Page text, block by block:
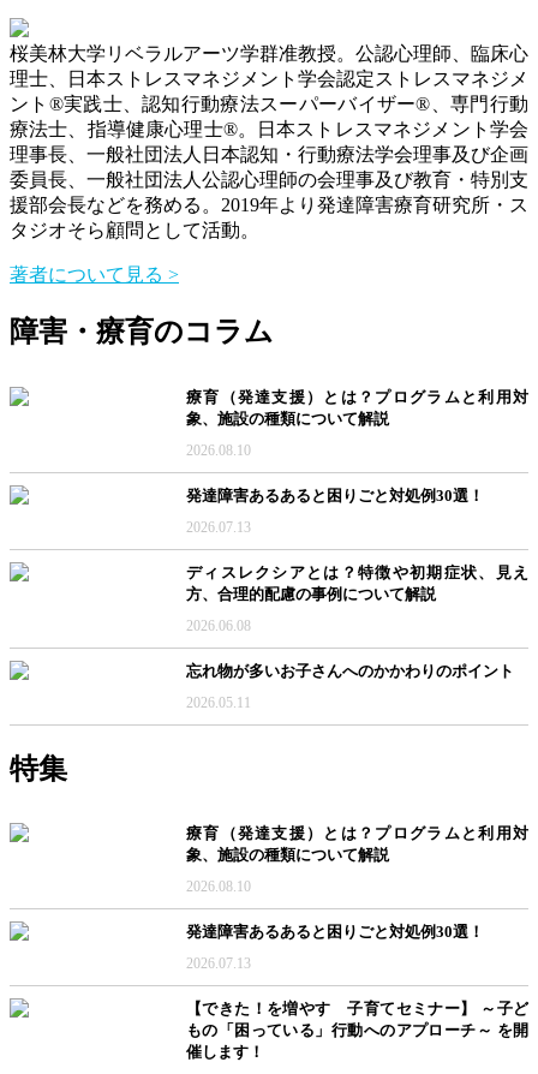
桜美林大学リベラルアーツ学群准教授。公認心理師、臨床心
理士、日本ストレスマネジメント学会認定ストレスマネジメ
ント®実践士、認知行動療法スーパーバイザー®、専門行動
療法士、指導健康心理士®。日本ストレスマネジメント学会
理事長、一般社団法人日本認知・行動療法学会理事及び企画
委員長、一般社団法人公認心理師の会理事及び教育・特別支
援部会長などを務める。2019年より発達障害療育研究所・ス
タジオそら顧問として活動。
著者について見る >
障害・療育のコラム
療育（発達支援）とは？プログラムと利用対
象、施設の種類について解説
2026.08.10
発達障害あるあると困りごと対処例30選！
2026.07.13
ディスレクシアとは？特徴や初期症状、見え
方、合理的配慮の事例について解説
2026.06.08
忘れ物が多いお子さんへのかかわりのポイント
2026.05.11
特集
療育（発達支援）とは？プログラムと利用対
象、施設の種類について解説
2026.08.10
発達障害あるあると困りごと対処例30選！
2026.07.13
【できた！を増やす 子育てセミナー】 ～子ど
もの「困っている」行動へのアプローチ～ を開
催します！